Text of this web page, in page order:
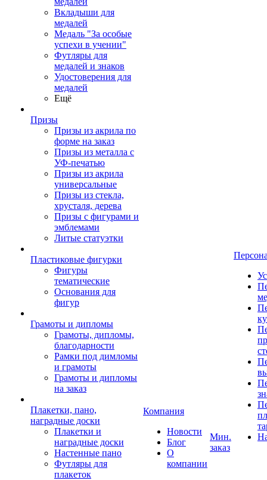
Вкладыши для
медалей
Медаль "За особые
успехи в учении"
Футляры для
медалей и знаков
Удостоверения для
медалей
Ещё
Призы
Призы из акрила по
форме на заказ
Призы из металла с
УФ-печатью
Призы из акрила
универсальные
Призы из стекла,
хрусталя, дерева
Призы с фигурами и
эмблемами
Литые статуэтки
Пластиковые фигурки
Фигуры
тематические
Основания для
фигур
Грамоты и дипломы
Грамоты, дипломы,
благодарности
Рамки под димломы
и грамоты
Грамоты и дипломы
на заказ
Плакетки, пано,
наградные доски
Плакетки и
наградные доски
Настенные пано
Футляры для
плакеток
Компания
Новости
Блог
О
компании
Мин.
заказ